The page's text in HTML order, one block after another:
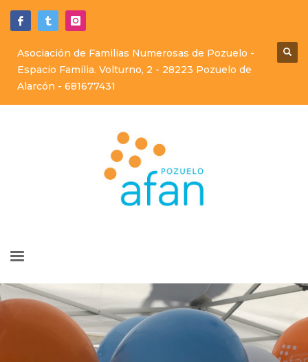
Asociación de Familias Numerosas de Pozuelo -
Espacio Familia. Volturno, 2 - 28223 Pozuelo de
Alarcón - 681677431